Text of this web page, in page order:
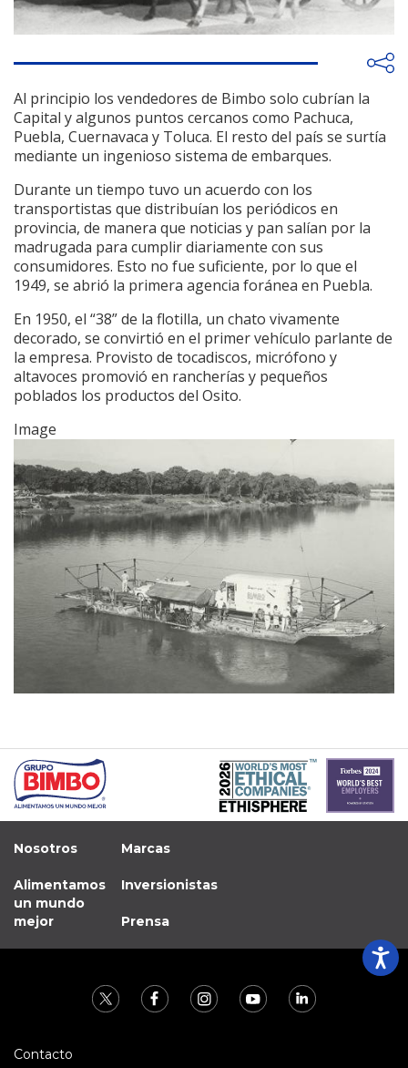
Al principio los vendedores de Bimbo solo cubrían la
Capital y algunos puntos cercanos como Pachuca,
Puebla, Cuernavaca y Toluca. El resto del país se surtía
mediante un ingenioso sistema de embarques.
Durante un tiempo tuvo un acuerdo con los
transportistas que distribuían los periódicos en
provincia, de manera que noticias y pan salían por la
madrugada para cumplir diariamente con sus
consumidores. Esto no fue suficiente, por lo que el
1949, se abrió la primera agencia foránea en Puebla.
En 1950, el “38” de la flotilla, un chato vivamente
decorado, se convirtió en el primer vehículo parlante de
la empresa. Provisto de tocadiscos, micrófono y
altavoces promovió en rancherías y pequeños
poblados los productos del Osito.
Image
Nosotros
Alimentamos
un mundo
mejor
Marcas
Inversionistas
Prensa
Contacto